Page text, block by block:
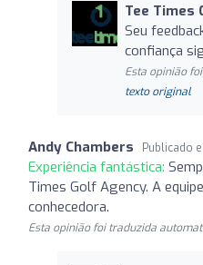
Tee Times
Seu
confiança
Esta opinião
texto original
Andy Chambers Publicado
Experiência fantástica:
Times Golf Agency. A
conhecedora.
Esta opinião foi traduzida